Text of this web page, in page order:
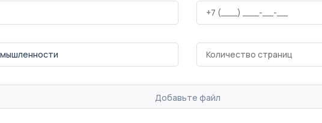
Добавьте файл